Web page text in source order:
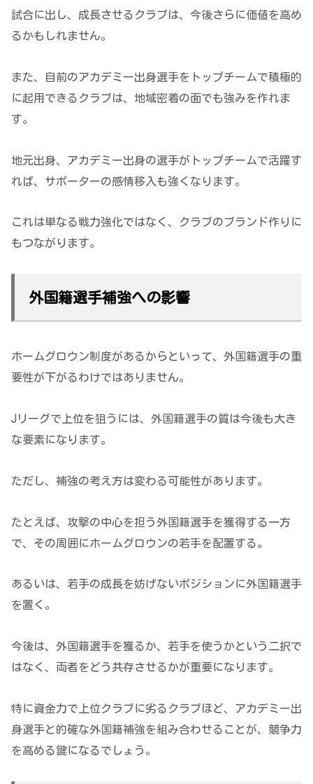
試合に出し、成長させるクラブは、今後さらに価値を高め
るかもしれません。
また、自前のアカデミー出身選手をトップチームで積極的
に起用できるクラブは、地域密着の面でも強みを作れま
す。
地元出身、アカデミー出身の選手がトップチームで活躍す
れば、サポーターの感情移入も強くなります。
これは単なる戦力強化ではなく、クラブのブランド作りに
もつながります。
外国籍選手補強への影響
ホームグロウン制度があるからといって、外国籍選手の重
要性が下がるわけではありません。
Jリーグで上位を狙うには、外国籍選手の質は今後も大き
な要素になります。
ただし、補強の考え方は変わる可能性があります。
たとえば、攻撃の中心を担う外国籍選手を獲得する一方
で、その周囲にホームグロウンの若手を配置する。
あるいは、若手の成長を妨げないポジションに外国籍選手
を置く。
今後は、外国籍選手を獲るか、若手を使うかという二択で
はなく、両者をどう共存させるかが重要になります。
特に資金力で上位クラブに劣るクラブほど、アカデミー出
身選手と的確な外国籍補強を組み合わせることが、競争力
を高める鍵になるでしょう。